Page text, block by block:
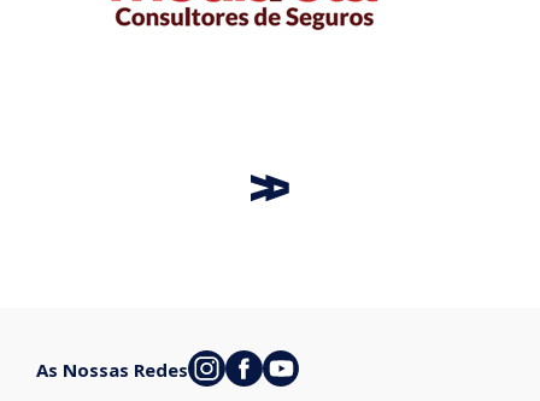
As Nossas Redes